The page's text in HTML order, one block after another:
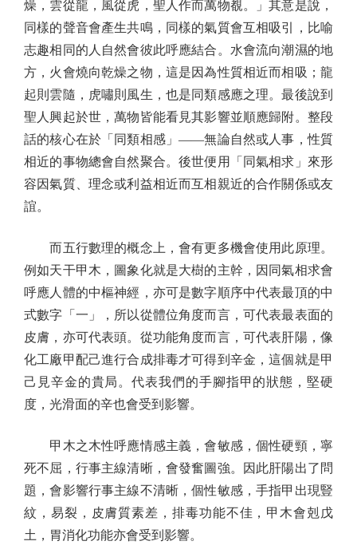
燥，雲從龍，風從虎，聖人作而萬物覩。」其意是說，
同樣的聲音會產生共鳴，同樣的氣質會互相吸引，比喻
志趣相同的人自然會彼此呼應結合。水會流向潮濕的地
方，火會燒向乾燥之物，這是因為性質相近而相吸；龍
起則雲隨，虎嘯則風生，也是同類感應之理。最後說到
聖人興起於世，萬物皆能看見其影響並順應歸附。整段
話的核心在於「同類相感」——無論自然或人事，性質
相近的事物總會自然聚合。後世便用「同氣相求」來形
容因氣質、理念或利益相近而互相親近的合作關係或友
誼。
而五行數理的概念上，會有更多機會使用此原理。
例如天干甲木，圖象化就是大樹的主幹，因同氣相求會
呼應人體的中樞神經，亦可是數字順序中代表最頂的中
式數字「一」，所以從體位角度而言，可代表最表面的
皮膚，亦可代表頭。從功能角度而言，可代表肝陽，像
化工廠甲配己進行合成排毒才可得到辛金，這個就是甲
己見辛金的貴局。代表我們的手腳指甲的狀態，堅硬
度，光滑面的辛也會受到影響。
甲木之木性呼應情感主義，會敏感，個性硬頸，寧
死不屈，行事主線清晰，會發奮圖強。因此肝陽出了問
題，會影響行事主線不清晰，個性敏感，手指甲出現豎
紋，易裂，皮膚質素差，排毒功能不佳，甲木會剋戊
土，胃消化功能亦會受到影響。